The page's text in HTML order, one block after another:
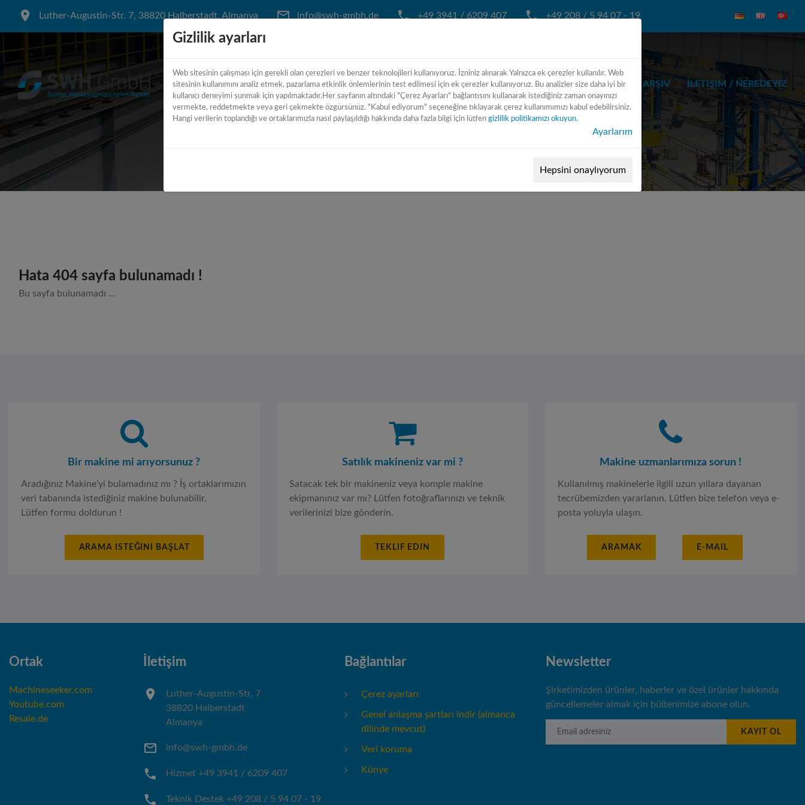
Luther-Augustin-Str. 7, 38820 Halberstadt, Almanya info@swh-gmbh.de +49 3941 / 6209 407 +49 208 / 5 94 07 - 19
ANA SAYFA BIZ KIMIZ MAKINA LISTESI AKSESUAR ARŞIV İLETIŞIM / NEREDEYIZ
Hata 404 sayfa bulunamadı !
Bu sayfa bulunamadı ...
Bir makine mi arıyorsunuz ?
Aradığınız Makine’yi bulamadınız mı ? İş ortaklarımızın
veri tabanında istediğiniz makine bulunabilir.
Lütfen formu doldurun !
ARAMA ISTEĞINI BAŞLAT
Satılık makineniz var mi ?
Satacak tek bir makineniz veya komple makine
ekipmanınız var mı? Lütfen fotoğraflarınızı ve teknik
verilerinizi bize gönderin.
TEKLIF EDIN
Makine uzmanlarımıza sorun !
Kullanılmış makinelerle ilgili uzun yıllara dayanan
tecrübemizden yararlanın. Lütfen bize telefon veya e-
posta yoluyla ulaşın.
ARAMAK E-MAIL
Ortak
Machineseeker.com
Youtube.com
Resale.de
İletişim
Luther-Augustin-Str. 7
38820 Halberstadt
Almanya
info@swh-gmbh.de
Hizmet +49 3941 / 6209 407
Teknik Destek +49 208 / 5 94 07 - 19
Bağlantılar
Çerez ayarları
Genel anlaşma şartları indir (almanca
dilinde mevcut)
Veri koruma
Künye
Newsletter
Şirketimizden ürünler, haberler ve özel ürünler hakkında
güncellemeler almak için bültenimize abone olun.
Email adresiniz KAYIT OL
Gizlilik ayarları
Web sitesinin çalışması için gerekli olan çerezleri ve benzer teknolojileri kullanıyoruz. İzniniz alınarak Yalnızca ek çerezler kullanılır. Web
sitesinin kullanımını analiz etmek, pazarlama etkinlik önlemlerinin test edilmesi için ek çerezler kullanıyoruz. Bu analizler size daha iyi bir
kullanıcı deneyimi sunmak için yapılmaktadır.Her sayfanın altındaki "Çerez Ayarları" bağlantısını kullanarak istediğiniz zaman onayınızı
vermekte, reddetmekte veya geri çekmekte özgürsünüz. "Kabul ediyorum" seçeneğine tıklayarak çerez kullanımımızı kabul edebilirsiniz.
Hangi verilerin toplandığı ve ortaklarımızla nasıl paylaşıldığı hakkında daha fazla bilgi için lütfen gizlilik politikamızı okuyun.
Ayarlarım
Hepsini onaylıyorum